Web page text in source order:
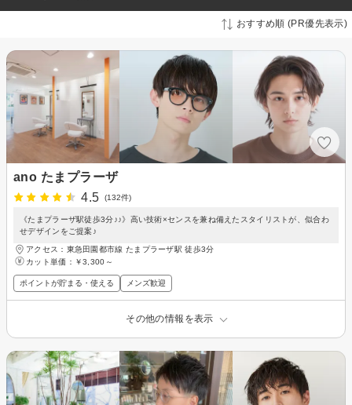
おすすめ順 (PR優先表示)
ano たまプラーザ
4.5
(132件)
《たまプラーザ駅徒歩3分♪♪》高い技術×センスを兼ね備えたスタイリストが、似合わ
せデザインをご提案♪
アクセス：東急田園都市線 たまプラーザ駅 徒歩3分
カット単価： ￥3,300～
ポイントが貯まる・使える メンズ歓迎
その他の情報を表示